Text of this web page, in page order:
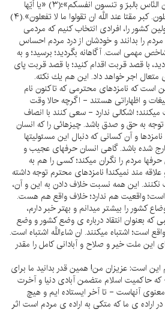
بگوئيم اسراف نكنيد؛ «أ تأمرون النّاس بالبرّ و تنسون انفسكم»؛(۳) «يا أيّها
الّذين امنوا لم تقولون ما لا تفعلون. كبر مقتا عند اللَّه ان تقولوا ما لا تفعلون».(۴)
كشور را، افرادى انتخاب كنيم كه مردمى
را بدانند و خودشان از درد مردم احساس
مهمى است. آگاهانه بگرديد؛ برسيد؛ و به
با قصد قربت اقدام كنيد؛ با قصد قربت پاى
متعال اجر خواهد داد. اين هم يك نكته.
است كه نامزدهاى محترمى كه تاكنون نام
و اظهاراتى هستند - اگرچه حالا وقت
ميكنند؛ اشكالى ندارد - سعى كنند با انصاف
به حق و صدق باشد. چيزهائى را كه انسان
نامزدها و آن كسانى كه دنبال اين مسئوليتها
شده باشد. گاهى انسان حرفهاى عجيب و
مردم را نگران ميكند؛ كسى را هم به
مند نميكند! نامزدهاى محترم توجه داشته
نكنند. اين همه نسبت خلاف دادن به اين و آن،
واقعيت هم ندارد؛ خلاف واقع هم هست.
كشور را بيشتر ميدانم و بهتر خبر دارم،
كه بعنوان انتقاد درباره ى وضع كشور و وضع
است؛ اشتباه ميكنند. ان شاءاللَّه اشتباه است.
اين ملت خير و صلاح و آبادانى كامل را مقدر
است: عزيزان من! همين قدر بدانيد ما براى
حاكميت اسلام متضمن آبادى دنيا و آخرت
آنهاست - تا آخر ايستاده ايم و هيچ
اراده ى ما كه متكى به اراده ى مردم است اثر